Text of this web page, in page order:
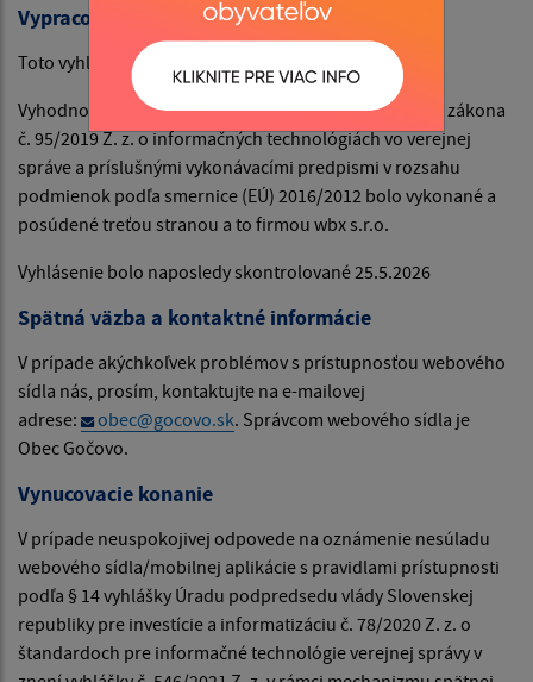
Vypracovanie tohto vyhlásenia o prístupnosti
Toto vyhlásenie bolo vypracované dňa 27.01.2026
Vyhodnotenie súladu webového sídla s požiadavkami zákona
č. 95/2019 Z. z. o informačných technológiách vo verejnej
správe a príslušnými vykonávacími predpismi v rozsahu
podmienok podľa smernice (EÚ) 2016/2012 bolo vykonané a
posúdené treťou stranou a to firmou wbx s.r.o.
Vyhlásenie bolo naposledy skontrolované 25.5.2026
Spätná väzba a kontaktné informácie
V prípade akýchkoľvek problémov s prístupnosťou webového
sídla nás, prosím, kontaktujte na e-mailovej
adrese:
obec@gocovo.sk. Správcom webového sídla je
Obec Gočovo.
Vynucovacie konanie
V prípade neuspokojivej odpovede na oznámenie nesúladu
webového sídla/mobilnej aplikácie s pravidlami prístupnosti
podľa § 14 vyhlášky Úradu podpredsedu vlády Slovenskej
republiky pre investície a informatizáciu č. 78/2020 Z. z. o
štandardoch pre informačné technológie verejnej správy v